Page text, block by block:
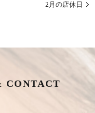
2月の店休日
CONTACT